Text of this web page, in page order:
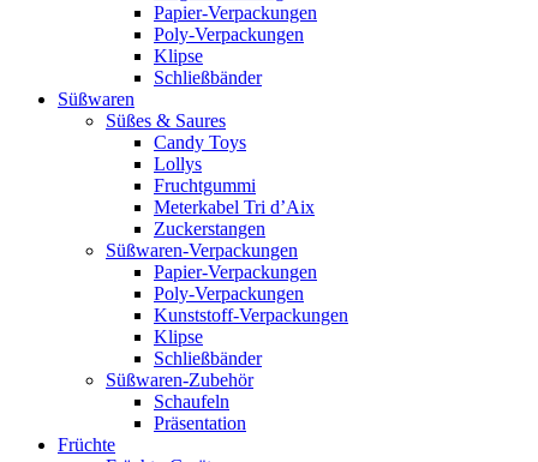
Papier-Verpackungen
Poly-Verpackungen
Klipse
Schließbänder
Süßwaren
Süßes & Saures
Candy Toys
Lollys
Fruchtgummi
Meterkabel Tri d’Aix
Zuckerstangen
Süßwaren-Verpackungen
Papier-Verpackungen
Poly-Verpackungen
Kunststoff-Verpackungen
Klipse
Schließbänder
Süßwaren-Zubehör
Schaufeln
Präsentation
Früchte